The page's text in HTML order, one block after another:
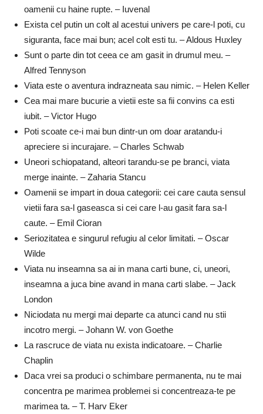
oamenii cu haine rupte. – Iuvenal
Exista cel putin un colt al acestui univers pe care-l poti, cu
siguranta, face mai bun; acel colt esti tu. – Aldous Huxley
Sunt o parte din tot ceea ce am gasit in drumul meu. –
Alfred Tennyson
Viata este o aventura indrazneata sau nimic. – Helen Keller
Cea mai mare bucurie a vietii este sa fii convins ca esti
iubit. – Victor Hugo
Poti scoate ce-i mai bun dintr-un om doar aratandu-i
apreciere si incurajare. – Charles Schwab
Uneori schiopatand, alteori tarandu-se pe branci, viata
merge inainte. – Zaharia Stancu
Oamenii se impart in doua categorii: cei care cauta sensul
vietii fara sa-l gaseasca si cei care l-au gasit fara sa-l
caute. – Emil Cioran
Seriozitatea e singurul refugiu al celor limitati. – Oscar
Wilde
Viata nu inseamna sa ai in mana carti bune, ci, uneori,
inseamna a juca bine avand in mana carti slabe. – Jack
London
Niciodata nu mergi mai departe ca atunci cand nu stii
incotro mergi. – Johann W. von Goethe
La rascruce de viata nu exista indicatoare. – Charlie
Chaplin
Daca vrei sa produci o schimbare permanenta, nu te mai
concentra pe marimea problemei si concentreaza-te pe
marimea ta. – T. Harv Eker